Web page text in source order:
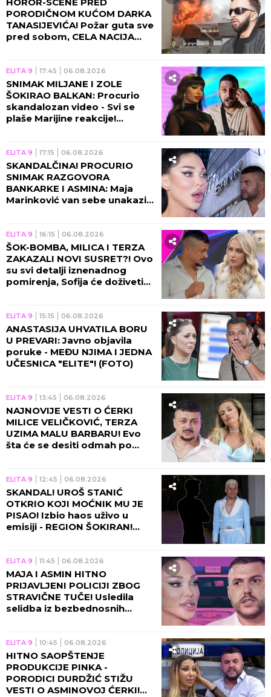
PORODIČNOM KUĆOM DARKA
TANASIJEVIĆA! Požar guta sve
pred sobom, CELA NACIJA
ELITA 9 17:45 06.08.2026
SNIMAK MILJANE I ZOLE
ŠOKIRAO BALKAN: Procurio
skandalozan video - Svi se
plaše Marijine reakcije!
ELITA 9 17:15 06.08.2026
SKANDALČINA! PROCURIO
SNIMAK RAZGOVORA
BANKARKE I ASMINA: Maja
Marinković van sebe unakazila
ELITA 9 16:15 06.08.2026
ŠOK-BOMBA, MILICA I TERZA
ZAKAZALI NOVI SUSRET?! Ovo
su svi detalji iznenadnog
pomirenja, Sofija će doživeti
ELITA 9 15:15 06.08.2026
ANASTASIJA UHVATILA BORU
U PREVARI: Javno objavila
poruke - MEĐU NJIMA I JEDNA
UČESNICA "ELITE"! (FOTO)
ELITA 9 13:45 06.08.2026
NAJNOVIJE VESTI O ĆERKI
MILICE VELIČKOVIĆ, TERZA
UZIMA MALU BARBARU! Evo
šta će se desiti odmah po
ELITA 9 12:45 06.08.2026
SKANDAL! UROŠ STANIĆ
OTKRIO KOJI MOĆNIK MU JE
PISAO! Izbio haos uživo u
emisiji - REGION ŠOKIRAN!
ELITA 9 11:45 06.08.2026
MAJA I ASMIN HITNO
PRIJAVLJENI POLICIJI ZBOG
STRAVIČNE TUČE! Usledila
selidba iz bezbednosnih
ELITA 9 10:45 06.08.2026
HITNO SAOPŠTENJE
PRODUKCIJE PINKA -
PORODICI DURDŽIĆ STIŽU
VESTI O ASMINOVOJ ĆERKI!